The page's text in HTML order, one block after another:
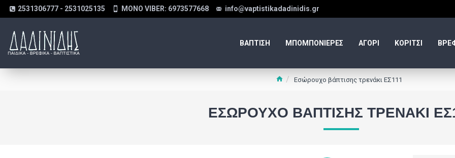
2531306777 - 2531025135 MONO VIBER: 6973577668 info@vaptistikadadinidis.gr
ΒΑΠΤΙΣΗ ΜΠΟΜΠΟΝΙΕΡΕΣ ΑΓΟΡΙ ΚΟΡΙΤΣΙ
Εσώρουχο βάπτισης τρενάκι ΕΣ111
ΕΣΏΡΟΥΧΟ ΒΆΠΤΙΣΗΣ ΤΡΕΝΆΚΙ